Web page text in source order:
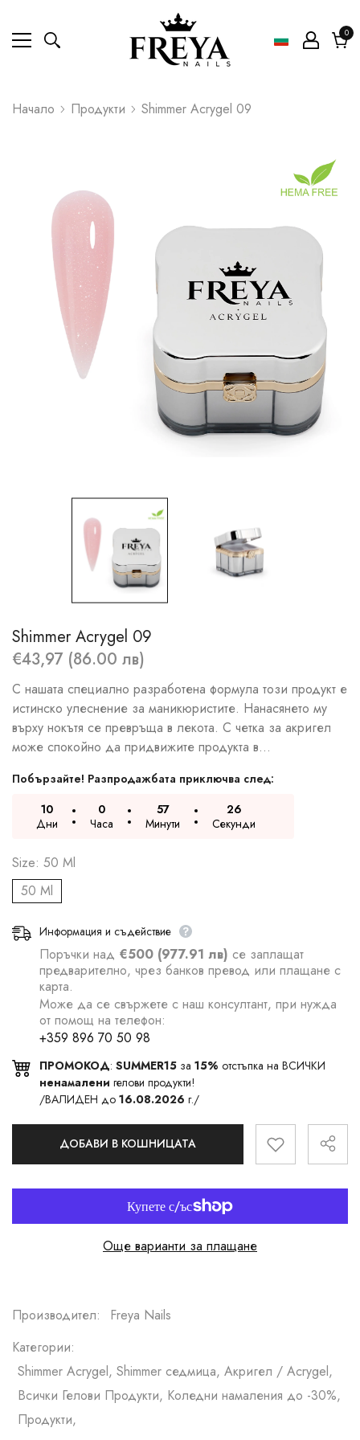
00
Начало Продукти Shimmer Acrygel 09
Shimmer Acrygel 09
€43,97 (86.00 лв)
С нашата специално разработена формула този продукт е
истинско улеснение за маникюристите. Нанасянето му
върху нокътя се превръща в лекота. С четка за акригел
може спокойно да придвижите продукта в...
Побързайте! Разпродажбата приключва след:
10
Дни
0
Часа
57
Минути
25
Секунди
Size: 50 Ml
50 Ml
Информация и съдействие
Поръчки над €500 (977.91 лв) се заплащат
предварително, чрез банков превод или плащане с
карта.
Може да се свържете с наш консултант, при нужда
от помощ на телефон:
+359 896 70 50 98
ПРОМОКОД: SUMMER15 за 15% отстъпка на ВСИЧКИ
ненамалени гелови продукти!
/ВАЛИДЕН до 16.08.2026 г./
ДОБАВИ В КОШНИЦАТА
Още варианти за плащане
Производител:
Freya Nails
Категории:
Shimmer Acrygel, Shimmer седмица, Акригел / Acrygel,
Всички Гелови Продукти, Коледни намаления до -30%,
Продукти,